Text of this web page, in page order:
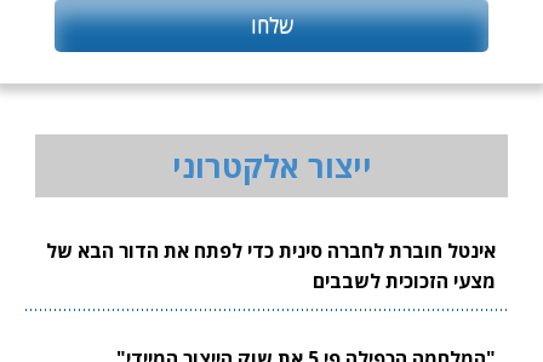
ייצור אלקטרוני
אינטל חוברת לחברה סינית כדי לפתח את הדור הבא של
מצעי הזכוכית לשבבים